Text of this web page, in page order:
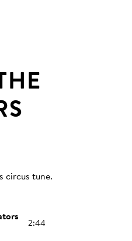
circus tune.
2:44